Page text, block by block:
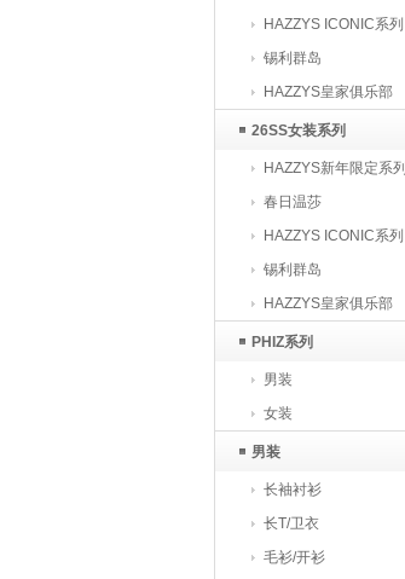
HAZZYS ICONIC系列
锡利群岛
HAZZYS皇家俱乐部
26SS女装系列
HAZZYS新年限定系列
春日温莎
HAZZYS ICONIC系列
锡利群岛
HAZZYS皇家俱乐部
PHIZ系列
男装
女装
男装
长袖衬衫
长T/卫衣
毛衫/开衫